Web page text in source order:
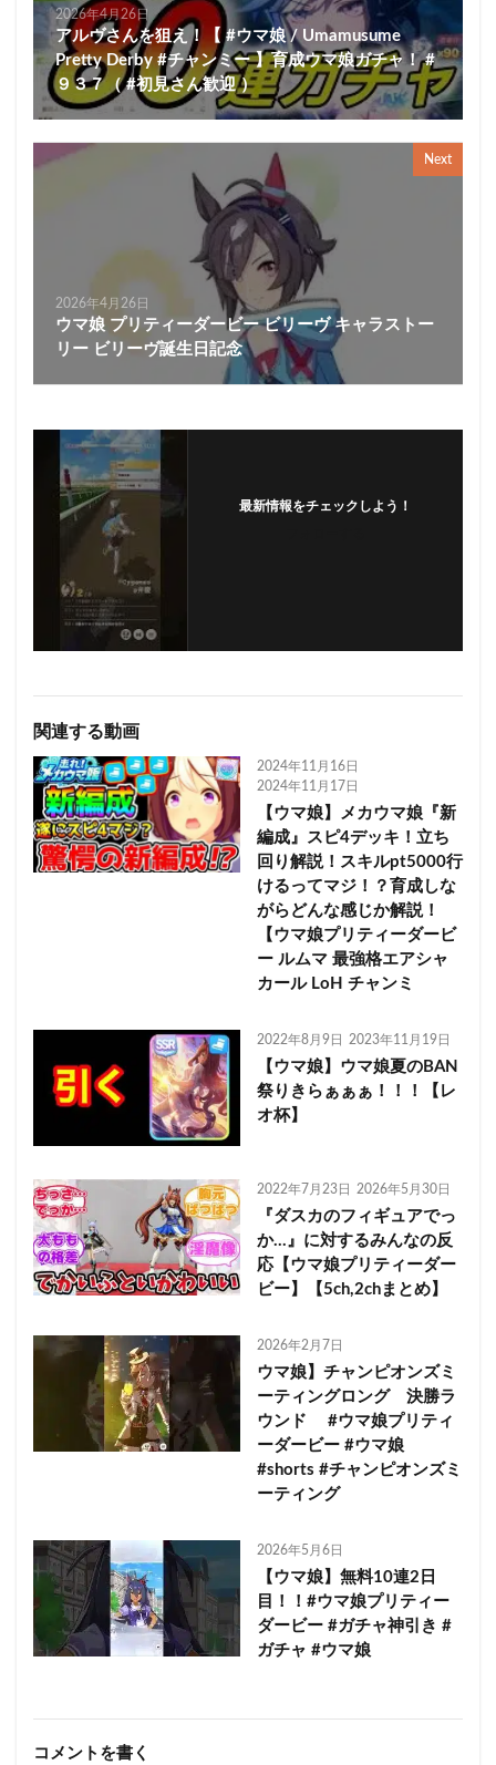
2026年4月26日
アルヴさんを狙え！【 #ウマ娘 / Umamusume
Pretty Derby #チャンミー 】育成ウマ娘ガチャ！ #
９３７（ #初見さん歓迎 ）
Next
2026年4月26日
ウマ娘 プリティーダービー ビリーヴ キャラストー
リー ビリーヴ誕生日記念
最新情報をチェックしよう！
関連する動画
2024年11月16日
2024年11月17日
【ウマ娘】メカウマ娘『新
編成』スピ4デッキ！立ち
回り解説！スキルpt5000行
けるってマジ！？育成しな
がらどんな感じか解説！
【ウマ娘プリティーダービ
ー ルムマ 最強格エアシャ
カール LoH チャンミ
2022年8月9日 2023年11月19日
【ウマ娘】ウマ娘夏のBAN
祭りきらぁぁぁ！！！【レ
オ杯】
2022年7月23日 2026年5月30日
『ダスカのフィギュアでっ
か…』に対するみんなの反
応【ウマ娘プリティーダー
ビー】【5ch,2chまとめ】
2026年2月7日
ウマ娘】チャンピオンズミ
ーティングロング 決勝ラ
ウンド #ウマ娘プリティ
ーダービー #ウマ娘
#shorts #チャンピオンズミ
ーティング
2026年5月6日
【ウマ娘】無料10連2日
目！！#ウマ娘プリティー
ダービー #ガチャ神引き #
ガチャ #ウマ娘
コメントを書く